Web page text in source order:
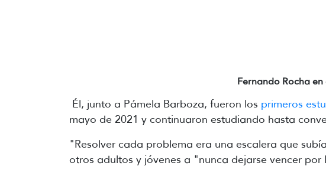
Fernando Rocha
Él, junto a Pámela Barboza, fueron los primeros
mayo de 2021 y continuaron estudiando hasta
"Resolver cada problema era una escalera que
otros adultos y jóvenes a "nunca dejarse vencer